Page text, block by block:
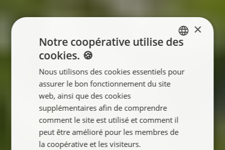
FRANÇAIS
×
Notre coopérative utilise des
cookies. 🍪
Nous utilisons des cookies essentiels pour
assurer le bon fonctionnement du site
web, ainsi que des cookies
supplémentaires afin de comprendre
comment le site est utilisé et comment il
peut être amélioré pour les membres de
la coopérative et les visiteurs.